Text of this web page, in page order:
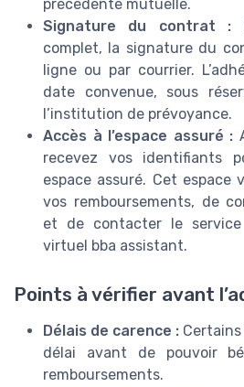
précédente mutuelle.
Signature du contrat :
complet, la signature du
ligne ou par courrier.
date convenue, sous
l’institution de prévoyance.
Accès à l’espace assuré :
recevez vos identifiants
espace assuré. Cet espace
vos remboursements, de
et de contacter le
virtuel bba assistant.
Points à vérifier avant
Délais de carence :
délai avant de pouvoir
remboursements.